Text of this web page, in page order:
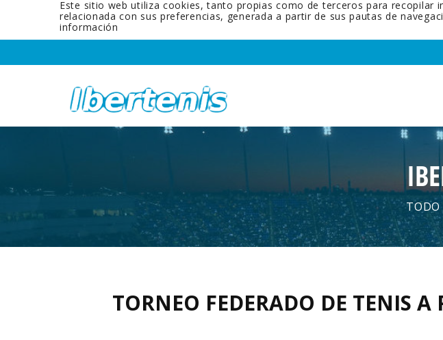
Este sitio web utiliza cookies, tanto propias como de terceros para recopilar
relacionada con sus preferencias, generada a partir de sus pautas de
información
TODO
TORNEO FEDERADO DE TENIS A